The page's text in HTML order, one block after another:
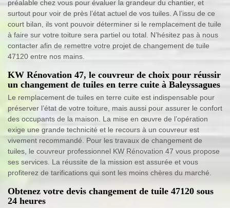
préalable chez vous pour évaluer la grandeur du chantier, et
surtout pour voir de près l’état actuel de vos tuiles. A l’issu de ce
court bilan, ils vont pouvoir déterminer si le remplacement de tuile
à faire sur votre toiture sera partiel ou total. N’hésitez pas à nous
contacter afin de remettre votre projet de changement de tuile
47120 entre nos mains.
KW Rénovation 47, le couvreur de choix pour réussir
un changement de tuiles en terre cuite à Baleyssagues
Le remplacement de tuiles en terre cuite est indispensable pour
préserver l’état de votre toiture, mais aussi pour assurer le confort
des occupants de la maison. La mise en œuvre de l’opération
exige une grande technicité et le recours à un couvreur est
vivement recommandé. Pour les travaux de changement de
tuiles, le couvreur professionnel KW Rénovation 47 vous propose
ses services. La réussite de la mission est assurée et vous
profiterez de tarifications qui sont les moins chères du marché.
Obtenez votre devis changement de tuile 47120 sous
24 heures